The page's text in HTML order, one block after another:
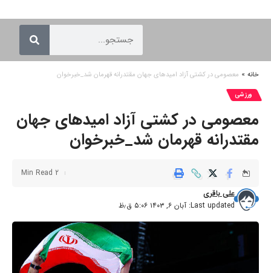
خانه » معصومی در کشتی آزاد امیدهای جهان مقتدرانه قهرمان شد_خبرخوان
ورزشی
معصومی در کشتی آزاد امیدهای جهان
مقتدرانه قهرمان شد_خبرخوان
Last updated: آبان ۶, ۱۴۰۳ ۵:۰۶ ق٫ظ
علی باقری
2 Min Read